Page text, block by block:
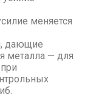
меняется
дающие
металла — для